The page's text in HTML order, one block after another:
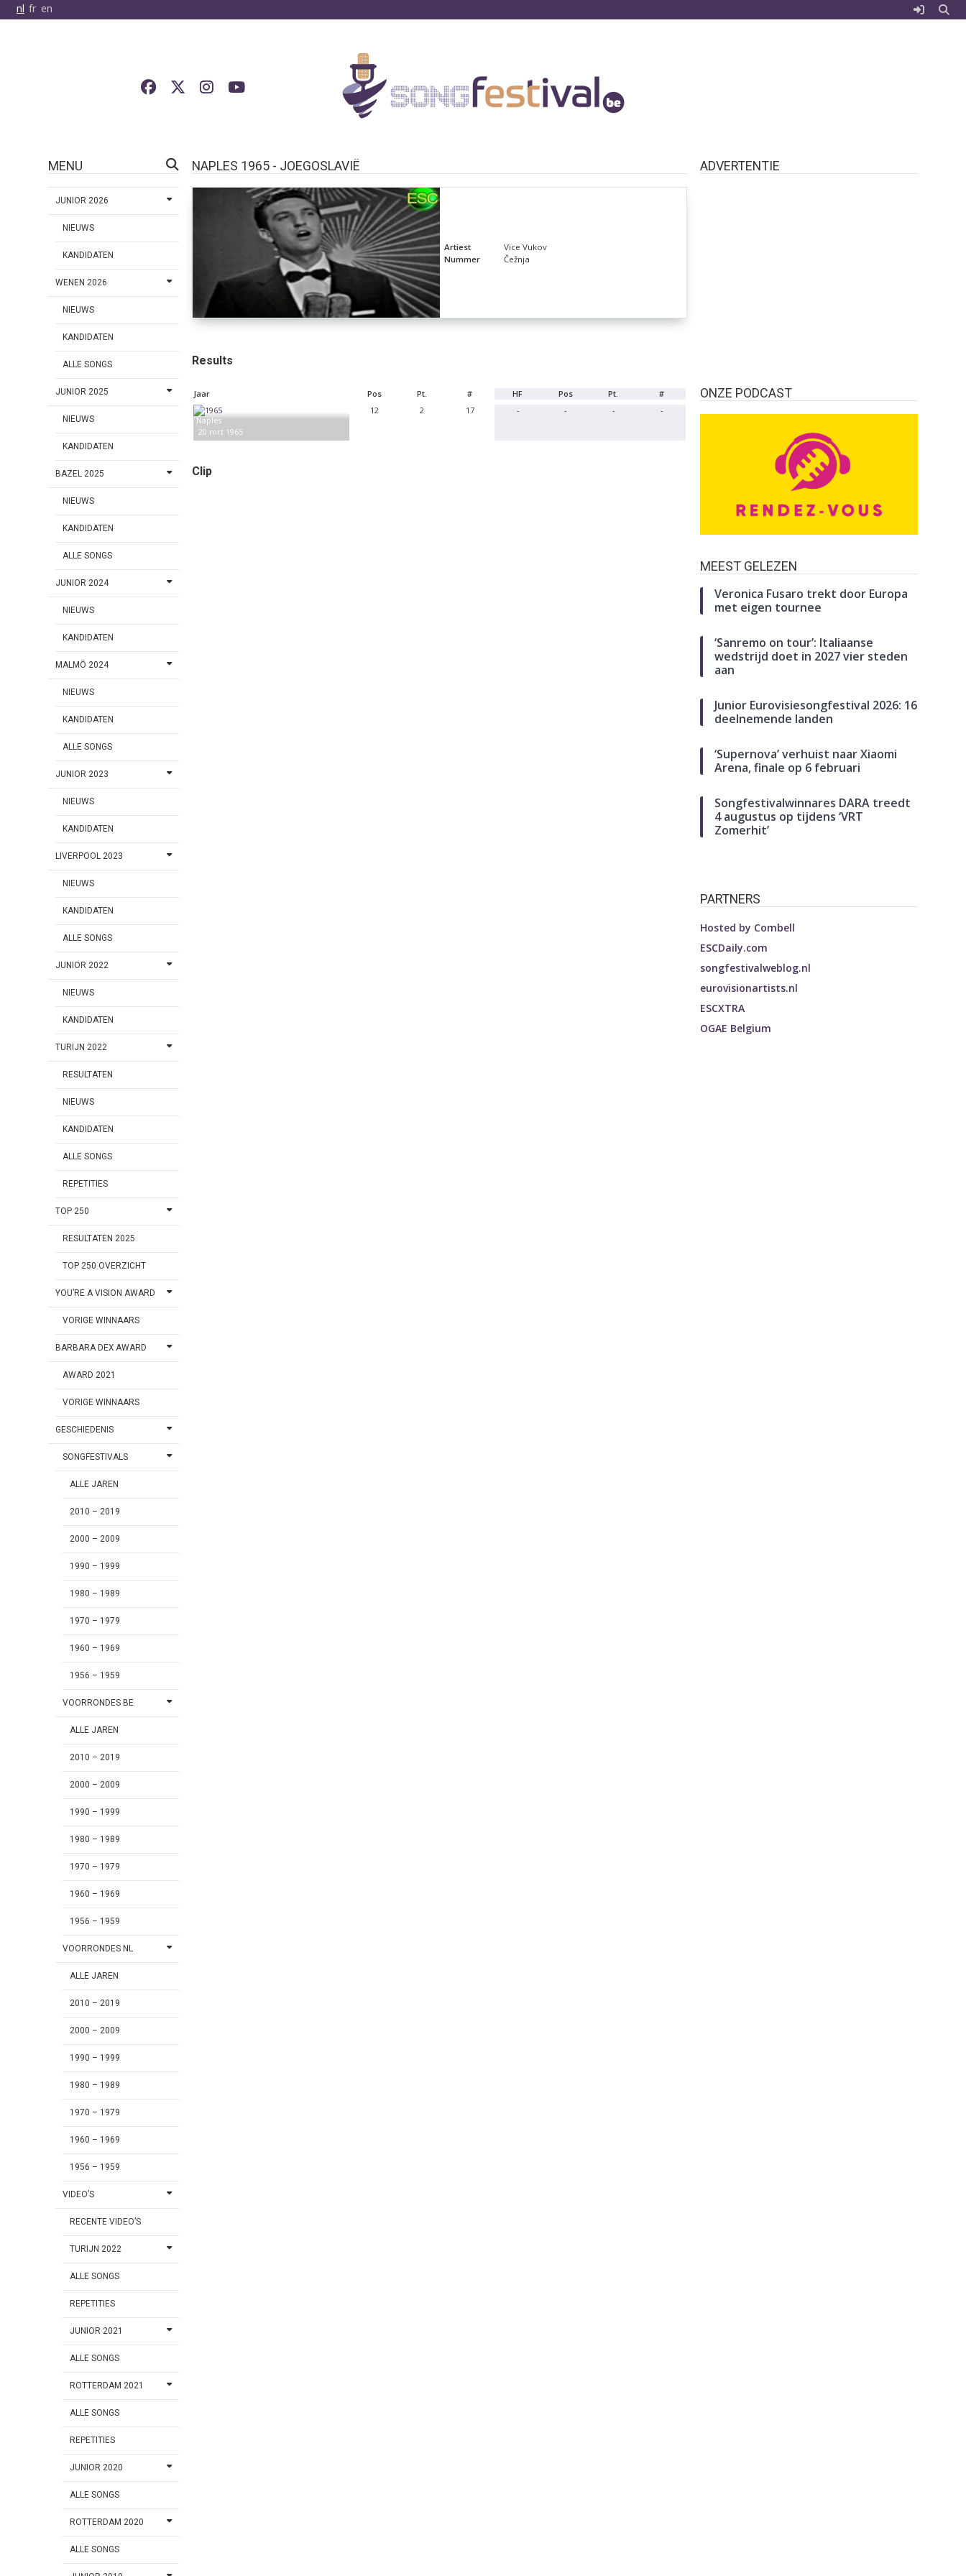
nl fr en
MENU
JUNIOR 2026
NIEUWS
KANDIDATEN
WENEN 2026
NIEUWS
KANDIDATEN
ALLE SONGS
JUNIOR 2025
NIEUWS
KANDIDATEN
BAZEL 2025
NIEUWS
KANDIDATEN
ALLE SONGS
JUNIOR 2024
NIEUWS
KANDIDATEN
MALMÖ 2024
NIEUWS
KANDIDATEN
ALLE SONGS
JUNIOR 2023
NIEUWS
KANDIDATEN
LIVERPOOL 2023
NIEUWS
KANDIDATEN
ALLE SONGS
JUNIOR 2022
NIEUWS
KANDIDATEN
TURIJN 2022
RESULTATEN
NIEUWS
KANDIDATEN
ALLE SONGS
REPETITIES
TOP 250
RESULTATEN 2025
TOP 250 OVERZICHT
YOU’RE A VISION AWARD
VORIGE WINNAARS
BARBARA DEX AWARD
AWARD 2021
VORIGE WINNAARS
GESCHIEDENIS
SONGFESTIVALS
ALLE JAREN
2010 – 2019
2000 – 2009
1990 – 1999
1980 – 1989
1970 – 1979
1960 – 1969
1956 – 1959
VOORRONDES BE
ALLE JAREN
2010 – 2019
2000 – 2009
1990 – 1999
1980 – 1989
1970 – 1979
1960 – 1969
1956 – 1959
VOORRONDES NL
ALLE JAREN
2010 – 2019
2000 – 2009
1990 – 1999
1980 – 1989
1970 – 1979
1960 – 1969
1956 – 1959
VIDEO’S
RECENTE VIDEO’S
TURIJN 2022
ALLE SONGS
REPETITIES
JUNIOR 2021
ALLE SONGS
ROTTERDAM 2021
ALLE SONGS
REPETITIES
JUNIOR 2020
ALLE SONGS
ROTTERDAM 2020
ALLE SONGS
NAPLES 1965 - JOEGOSLAVIË
Artiest
Vice Vukov
Nummer
Čežnja
Results
Jaar Pos Pt. # HF Pos Pt. #
Naples
20 mrt 1965
12 2 17 - - - -
Clip
ADVERTENTIE
ONZE PODCAST
MEEST GELEZEN
Veronica Fusaro trekt door Europa
met eigen tournee
‘Sanremo on tour’: Italiaanse
wedstrijd doet in 2027 vier steden
aan
Junior Eurovisiesongfestival 2026: 16
deelnemende landen
‘Supernova’ verhuist naar Xiaomi
Arena, finale op 6 februari
Songfestivalwinnares DARA treedt
4 augustus op tijdens ‘VRT
Zomerhit’
PARTNERS
Hosted by Combell
ESCDaily.com
songfestivalweblog.nl
eurovisionartists.nl
ESCXTRA
OGAE Belgium